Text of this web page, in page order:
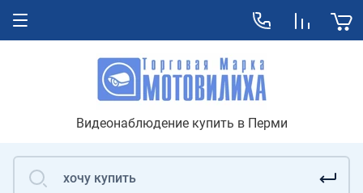
Видеонаблюдение купить в Перми